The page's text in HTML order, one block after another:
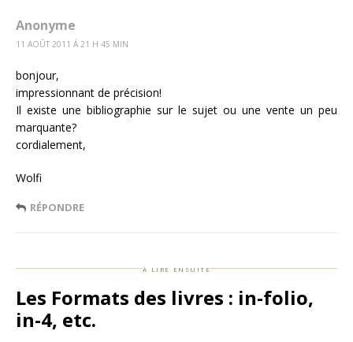
Anonyme
11 AOÛT 2011 Á 21 H 45 MIN
bonjour,
impressionnant de précision!
Il existe une bibliographie sur le sujet ou une vente un peu
marquante?
cordialement,
Wolfi
RÉPONDRE
à lire ensuite
Les Formats des livres : in-folio,
in-4, etc.